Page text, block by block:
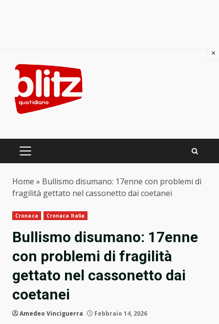
content
PRIMARY
Home » Bullismo disumano: 17enne con problemi di
fragilità gettato nel cassonetto dai coetanei
Cronaca Cronaca Italia
Bullismo disumano: 17enne
con problemi di fragilità
gettato nel cassonetto dai
coetanei
Amedeo Vinciguerra Febbraio 14, 2026
×